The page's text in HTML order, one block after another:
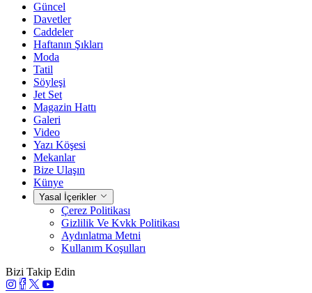
Güncel
Davetler
Caddeler
Haftanın Şıkları
Moda
Tatil
Söyleşi
Jet Set
Magazin Hattı
Galeri
Video
Yazı Köşesi
Mekanlar
Bize Ulaşın
Künye
Yasal İçerikler
Çerez Politikası
Gizlilik Ve Kvkk Politikası
Aydınlatma Metni
Kullanım Koşulları
Bizi Takip Edin